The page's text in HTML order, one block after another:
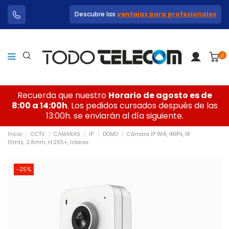
Descubre las ventajas para profesionales
0
Recuerda que nuestro Horario de agosto es de
8:00 a 14:00h. Los pedidos cursados después de las
13:00h. se enviarán al día siguiente.
Inicio CCTV CAMARAS IP DOMO
Cámara IP Wifi, 4MPx, IR
10mts, 2.8mm, H.265+, Interior
-25%